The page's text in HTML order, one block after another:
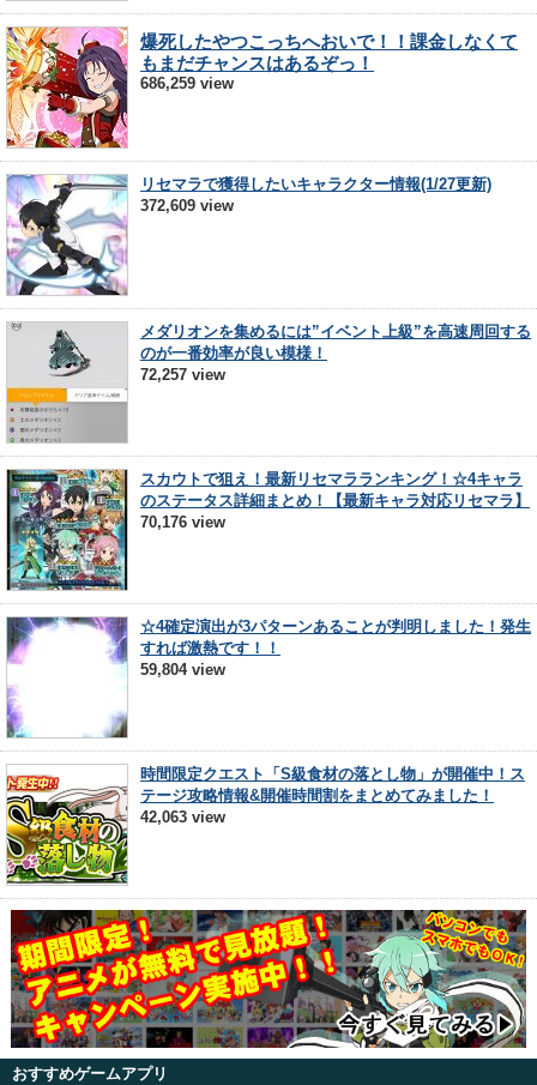
爆死したやつこっちへおいで！！課金しなくて
もまだチャンスはあるぞっ！
686,259 view
リセマラで獲得したいキャラクター情報(1/27更新)
372,609 view
メダリオンを集めるには”イベント上級”を高速周回する
のが一番効率が良い模様！
72,257 view
スカウトで狙え！最新リセマラランキング！☆4キャラ
のステータス詳細まとめ！【最新キャラ対応リセマラ】
70,176 view
☆4確定演出が3パターンあることが判明しました！発生
すれば激熱です！！
59,804 view
時間限定クエスト「S級食材の落とし物」が開催中！ス
テージ攻略情報&開催時間割をまとめてみました！
42,063 view
おすすめゲームアプリ